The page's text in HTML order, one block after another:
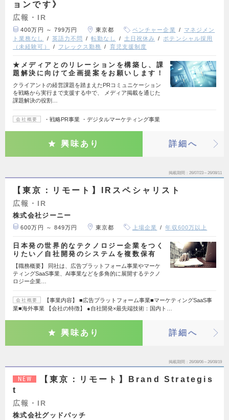
ョンです》
広報・IR
400万円 ～ 799万円 東京都 ベンチャー企業
マネジメン
ト業務なし
英語力不問 転勤なし 土日祝休み
ポテンシャル採用
（未経験可）
フレックス勤務 育児支援制度
★メディアとのリレーションを構築し、課
題解決に向けて企画提案をお願いします！
クライアントの経営課題を踏まえたPRコミュニケーション
を戦略から実行まで支援する中で、 メディア掲載を通じた
課題解決の役割…
会社概要 ・戦略PR事業 ・デジタルマーケティング事業
興味あり 詳細へ
掲載期間 26/07/23～26/08/11
【東京：リモート】IRスペシャリスト
広報・IR
株式会社ジーニー
600万円 ～ 849万円 東京都 上場企業 年収600万以上
日本発の世界的なテクノロジー企業をつく
りたい／自社開発のシステムを複数保有
【職務概要】 同社は、広告プラットフォーム事業やマーケ
ティングSaaS事業、AI事業などを多角的に展開するテクノ
ロジー企業…
会社概要
【事業内容】 ■広告プラットフォーム事業■マーケティングSaaS事
業■海外事業 【会社の特徴】 ●自社開発×最先端技術：国内ト…
興味あり 詳細へ
掲載期間 26/08/06～26/08/19
NEW
【東京：リモート】Brand Strategis
t
広報・IR
株式会社グッドパッチ